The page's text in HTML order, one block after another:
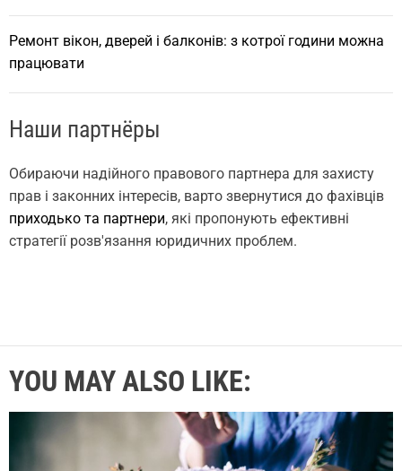
Ремонт вікон, дверей і балконів: з котрої години можна
працювати
Наши партнёры
Обираючи надійного правового партнера для захисту
прав і законних інтересів, варто звернутися до фахівців
приходько та партнери, які пропонують ефективні
стратегії розв'язання юридичних проблем.
YOU MAY ALSO LIKE: